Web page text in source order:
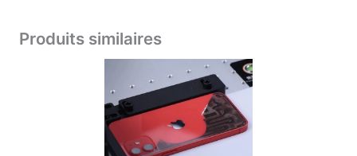
Produits similaires